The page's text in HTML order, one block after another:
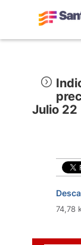
Julio 22
74,78